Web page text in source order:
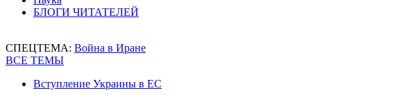
БЛОГИ ЧИТАТЕЛЕЙ
СПЕЦТЕМА: Война в Иране
ВСЕ ТЕМЫ
Вступление Украины в ЕС